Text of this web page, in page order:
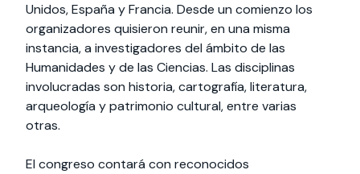
Unidos, España y Francia. Desde un comienzo los
organizadores quisieron reunir, en una misma
instancia, a investigadores del ámbito de las
Humanidades y de las Ciencias. Las disciplinas
involucradas son historia, cartografía, literatura,
arqueología y patrimonio cultural, entre varias
otras.
El congreso contará con reconocidos